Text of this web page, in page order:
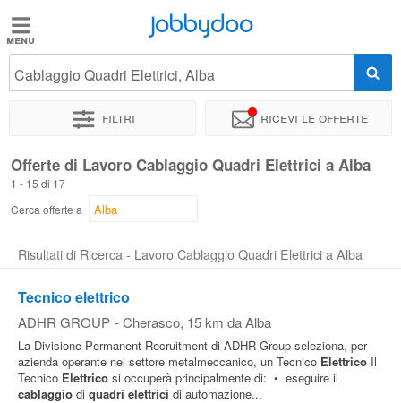
Jobbydoo
Offerte
Stipendi
Elenco
Blog
Jobbydoo
Cablaggio Quadri Elettrici, Alba
Filtri Ricevi le offerte
Offerte di Lavoro Cablaggio Quadri Elettrici a Alba
1 - 15 di 17
Cerca offerte a
Risultati di Ricerca - Lavoro Cablaggio Quadri Elettrici a Alba
Tecnico elettrico
ADHR GROUP - Cherasco, 15 km da Alba
La Divisione Permanent Recruitment di ADHR Group seleziona, per
azienda operante nel settore metalmeccanico, un Tecnico Elettrico Il
Tecnico Elettrico si occuperà principalmente di: • eseguire il
cablaggio di quadri elettrici di automazione...